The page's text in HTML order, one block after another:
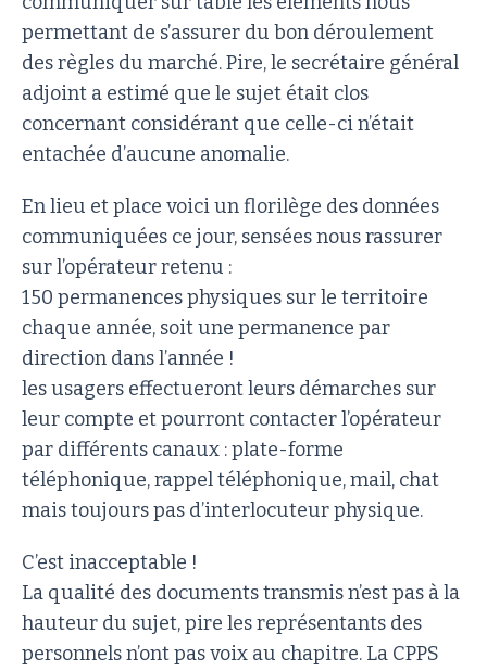
permettant de s’assurer du bon déroulement
des règles du marché. Pire, le secrétaire général
adjoint a estimé que le sujet était clos
concernant considérant que celle-ci n’était
entachée d’aucune anomalie.
En lieu et place voici un florilège des données
communiquées ce jour, sensées nous rassurer
sur l’opérateur retenu :
150 permanences physiques sur le territoire
chaque année, soit une permanence par
direction dans l’année !
les usagers effectueront leurs démarches sur
leur compte et pourront contacter l’opérateur
par différents canaux : plate-forme
téléphonique, rappel téléphonique, mail, chat
mais toujours pas d’interlocuteur physique.
C’est inacceptable !
La qualité des documents transmis n’est pas à la
hauteur du sujet, pire les représentants des
personnels n’ont pas voix au chapitre. La CPPS